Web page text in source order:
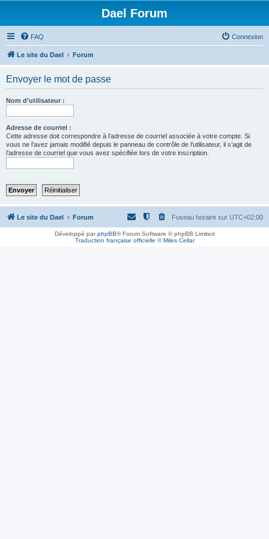
Dael Forum
FAQ Connexion
Le site du Dael Forum
Envoyer le mot de passe
Nom d’utilisateur :
Adresse de courriel :
Cette adresse doit correspondre à l’adresse de courriel associée à votre compte. Si
vous ne l’avez jamais modifié depuis le panneau de contrôle de l’utilisateur, il s’agit de
l’adresse de courriel que vous avez spécifiée lors de votre inscription.
Le site du Dael Forum Fuseau horaire sur UTC+02:00
Développé parphpBB® Forum Software © phpBB Limited
Traduction française officielle ©Miles Cellar